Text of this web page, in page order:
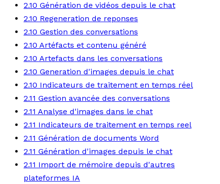
2.10 Génération de vidéos depuis le chat
2.10 Regeneration de reponses
2.10 Gestion des conversations
2.10 Artéfacts et contenu généré
2.10 Artefacts dans les conversations
2.10 Generation d'images depuis le chat
2.10 Indicateurs de traitement en temps réel
2.11 Gestion avancée des conversations
2.11 Analyse d'images dans le chat
2.11 Indicateurs de traitement en temps reel
2.11 Génération de documents Word
2.11 Génération d'images depuis le chat
2.11 Import de mémoire depuis d'autres
plateformes IA